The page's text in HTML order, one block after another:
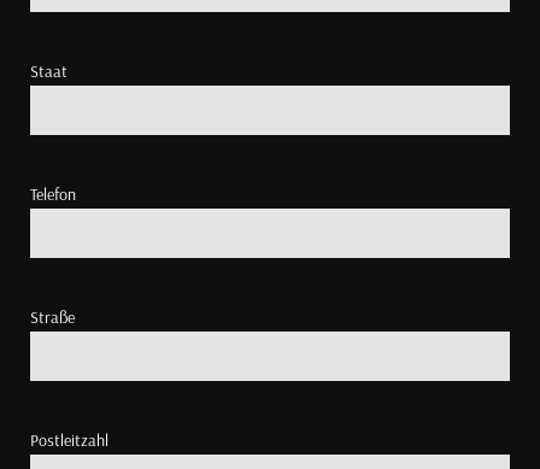
Staat
Telefon
Straße
Postleitzahl